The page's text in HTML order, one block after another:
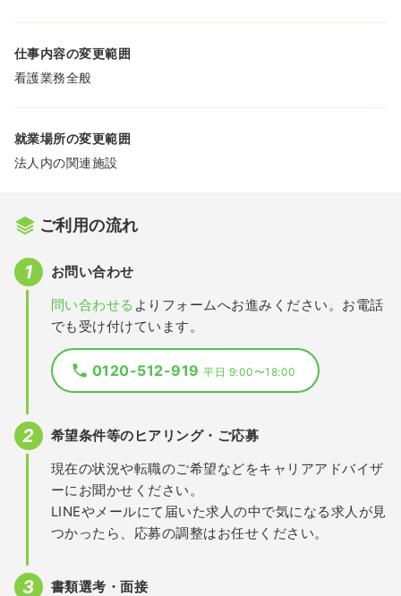
仕事内容の変更範囲
看護業務全般
就業場所の変更範囲
法人内の関連施設
ご利用の流れ
お問い合わせ
問い合わせる よりフォームへお進みください。お電話
でも受け付けています。
0120-512-919平日 9:00〜18:00
希望条件等のヒアリング・ご応募
現在の状況や転職のご希望などをキャリアアドバイザ
ーにお聞かせください。
LINEやメールにて届いた求人の中で気になる求人が見
つかったら、応募の調整はお任せください。
書類選考・面接